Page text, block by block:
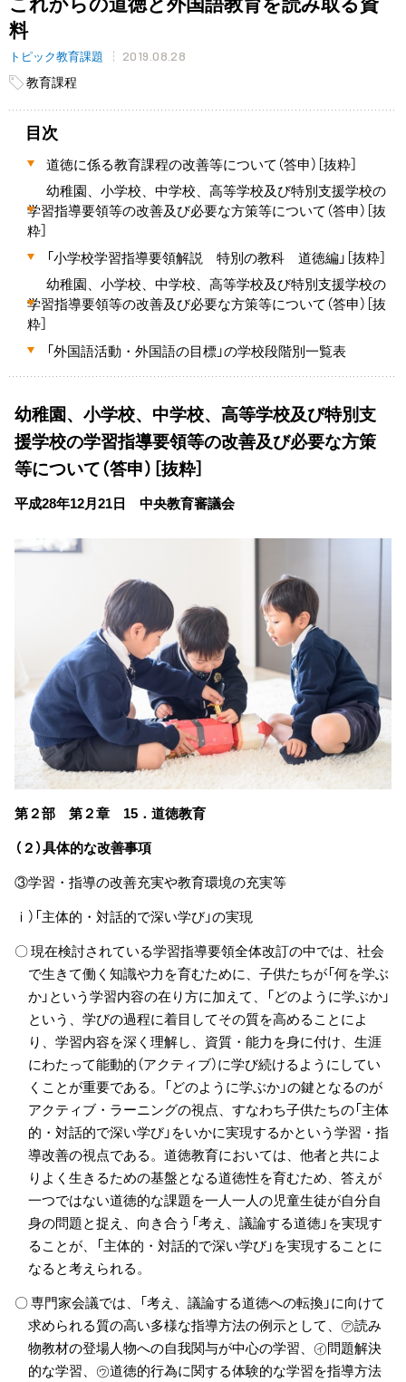
料
トピック教育課題
2019.08.28
教育課程
目次
道徳に係る教育課程の改善等について（答申）［抜粋］
幼稚園、小学校、中学校、高等学校及び特別支援学校の
学習指導要領等の改善及び必要な方策等について（答申）［抜
粋］
「小学校学習指導要領解説 特別の教科 道徳編」［抜粋］
幼稚園、小学校、中学校、高等学校及び特別支援学校の
学習指導要領等の改善及び必要な方策等について（答申）［抜
粋］
「外国語活動・外国語の目標」の学校段階別一覧表
幼稚園、小学校、中学校、高等学校及び特別支
援学校の学習指導要領等の改善及び必要な方策
等について（答申）［抜粋］
平成28年12月21日 中央教育審議会
第２部 第２章 15．道徳教育
（２）具体的な改善事項
③学習・指導の改善充実や教育環境の充実等
ⅰ）「主体的・対話的で深い学び」の実現
〇 現在検討されている学習指導要領全体改訂の中では、社会
で生きて働く知識や力を育むために、子供たちが「何を学ぶ
か」という学習内容の在り方に加えて、「どのように学ぶか」
という、学びの過程に着目してその質を高めることによ
り、学習内容を深く理解し、資質・能力を身に付け、生涯
にわたって能動的（アクティブ）に学び続けるようにしてい
くことが重要である。「どのように学ぶか」の鍵となるのが
アクティブ・ラーニングの視点、すなわち子供たちの「主体
的・対話的で深い学び」をいかに実現するかという学習・指
導改善の視点である。道徳教育においては、他者と共によ
りよく生きるための基盤となる道徳性を育むため、答えが
一つではない道徳的な課題を一人一人の児童生徒が自分自
身の問題と捉え、向き合う「考え、議論する道徳」を実現す
ることが、「主体的・対話的で深い学び」を実現することに
なると考えられる。
〇 専門家会議では、「考え、議論する道徳への転換」に向けて
求められる質の高い多様な指導方法の例示として、㋐読み
物教材の登場人物への自我関与が中心の学習、㋑問題解決
的な学習、㋒道徳的行為に関する体験的な学習を指導方法